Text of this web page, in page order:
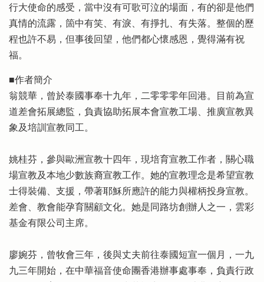
行大使命的感受，當中沒有可歌可泣的場面，有的卻是他們
真情的流露，箇中有笑、有淚、有掙扎、有失落。整個的歷
程也許不易，但事後回望，他們都心懷感恩，覺得滿有祝
福。
■作者簡介
翁競華，曾於泰國事奉十九年，二零零零年回港。目前為宣
道差會拓展總監，負責協助拓展本會宣教工場、推廣宣教異
象及培訓宣教同工。
姚桂芬，參與歐洲宣教十四年，現培育宣教工作者，關心職
場宣教及本地少數族裔宣教工作。她的宣教理念是希望宣教
士得裝備、支援，帶著耶穌所應許的能力與權柄投身宣教。
差會、教會能孕育關顧文化。她是同路坊創辦人之一，雲彩
基金有限公司主席。
廖婉芬，曾牧會三年，後與丈夫前往泰國短宣一個月，一九
九三年開始，在中華福音使命團香港辦事處事奉，負責行政